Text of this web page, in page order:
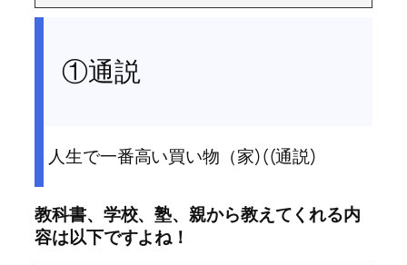
①通説
人生で一番高い買い物（家)((通説)
教科書、学校、塾、親から教えてくれる内
容は以下ですよね！